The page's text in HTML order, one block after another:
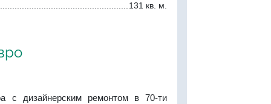
131 кв. м.
с дизайнерским ремонтом в 70-ти